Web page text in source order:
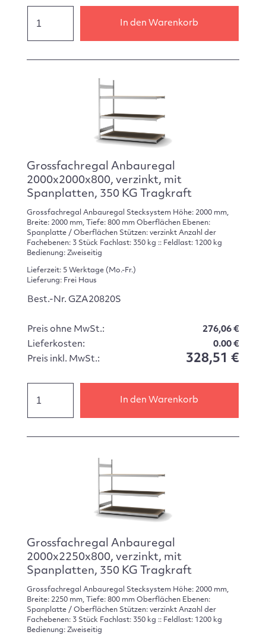
In den Warenkorb
Grossfachregal Anbauregal
2000x2000x800, verzinkt, mit
Spanplatten, 350 KG Tragkraft
Grossfachregal Anbauregal Stecksystem Höhe: 2000 mm,
Breite: 2000 mm, Tiefe: 800 mm Oberflächen Ebenen:
Spanplatte / Oberflächen Stützen: verzinkt Anzahl der
Fachebenen: 3 Stück Fachlast: 350 kg :: Feldlast: 1200 kg
Bedienung: Zweiseitig
Lieferzeit: 5 Werktage (Mo.-Fr.)
Lieferung: Frei Haus
Best.-Nr. GZA20820S
Preis ohne MwSt.:
276,06 €
Lieferkosten:
0.00 €
Preis inkl. MwSt.:
328,51 €
In den Warenkorb
Grossfachregal Anbauregal
2000x2250x800, verzinkt, mit
Spanplatten, 350 KG Tragkraft
Grossfachregal Anbauregal Stecksystem Höhe: 2000 mm,
Breite: 2250 mm, Tiefe: 800 mm Oberflächen Ebenen:
Spanplatte / Oberflächen Stützen: verzinkt Anzahl der
Fachebenen: 3 Stück Fachlast: 350 kg :: Feldlast: 1200 kg
Bedienung: Zweiseitig